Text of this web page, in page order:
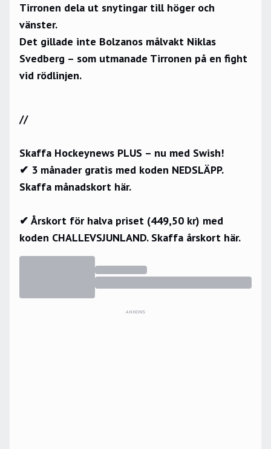
Tirronen dela ut snytingar till höger och
vänster.
Det gillade inte Bolzanos målvakt Niklas
Svedberg – som utmanade Tirronen på en fight
vid rödlinjen.
//
Skaffa Hockeynews PLUS – nu med Swish!
✔ 3 månader gratis med koden NEDSLÄPP.
Skaffa månadskort här.
✔ Årskort för halva priset (449,50 kr) med
koden CHALLEVSJUNLAND. Skaffa årskort här.
ANNONS